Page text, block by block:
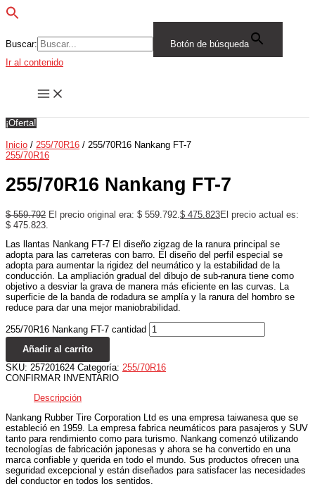
Buscar:
Botón de búsqueda
Ir al contenido
¡Oferta!
Inicio / 255/70R16 / 255/70R16 Nankang FT-7
255/70R16
255/70R16 Nankang FT-7
$559.792 El precio original era: $ 559.792. $ 475.823El precio actual es:
$ 475.823.
Las llantas Nankang FT-7 El diseño zigzag de la ranura principal se
adopta para las carreteras con barro. El diseño del perfil especial se
adopta para aumentar la rigidez del neumático y la estabilidad de la
conducción. La ampliación gradual del dibujo de sub-ranura tiene como
objetivo a desviar la grava de manera más eficiente en las curvas. La
superficie de la banda de rodadura se amplía y la ranura del hombro se
reduce para dar una mejor maniobrabilidad.
255/70R16 Nankang FT-7 cantidad
Añadir al carrito
SKU: 257201624 Categoría: 255/70R16
CONFIRMAR INVENTARIO
Descripción
Nankang Rubber Tire Corporation Ltd es una empresa taiwanesa que se
estableció en 1959. La empresa fabrica neumáticos para pasajeros y SUV
tanto para rendimiento como para turismo. Nankang comenzó utilizando
tecnologías de fabricación japonesas y ahora se ha convertido en una
marca confiable y querida en todo el mundo. Sus productos ofrecen una
seguridad excepcional y están diseñados para satisfacer las necesidades
del conductor en todos los sentidos.